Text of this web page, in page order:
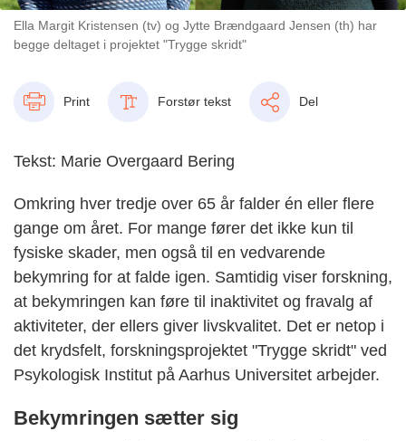
Ella Margit Kristensen (tv) og Jytte Brændgaard Jensen (th) har
begge deltaget i projektet "Trygge skridt"
Print Forstør tekst Del
Tekst: Marie Overgaard Bering
Omkring hver tredje over 65 år falder én eller flere
gange om året. For mange fører det ikke kun til
fysiske skader, men også til en vedvarende
bekymring for at falde igen. Samtidig viser forskning,
at bekymringen kan føre til inaktivitet og fravalg af
aktiviteter, der ellers giver livskvalitet. Det er netop i
det krydsfelt, forskningsprojektet "Trygge skridt" ved
Psykologisk Institut på Aarhus Universitet arbejder.
Bekymringen sætter sig